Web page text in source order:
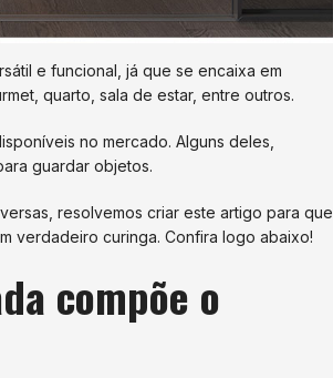
e funcional, já que se encaixa em
quarto, sala de estar, entre outros.
no mercado. Alguns deles,
guardar objetos.
resolvemos criar este artigo para que
verdadeiro curinga. Confira logo abaixo!
compõe o